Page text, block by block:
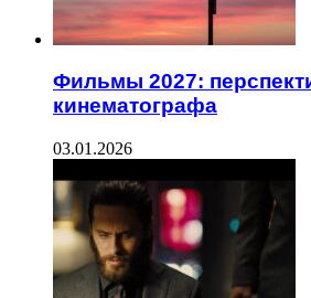
Фильмы 2027:
кинематографа
03.01.2026